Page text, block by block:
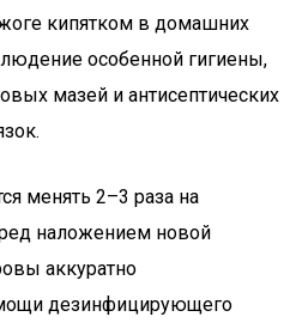
кипятком в домашних
особенной гигиены,
мазей и антисептических
менять 2–3 раза на
наложением новой
аккуратно
дезинфицирующего